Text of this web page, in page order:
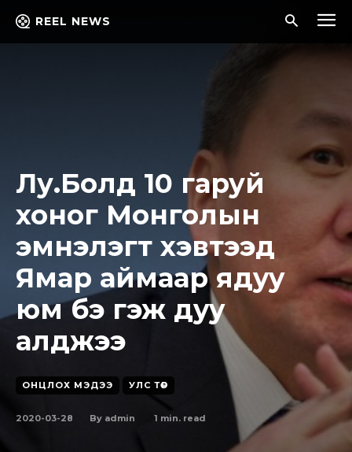
REEL NEWS
Лу.Болд 10 гаруй
хоног Монголын
эмнэлэгт хэвтээд
Ямар аймаар ядyy
юм бэ гэж дyy
алджээ
ОНЦЛОХ МЭДЭЭ УЛС ТӨР
2020-03-28 By admin 1 min. read